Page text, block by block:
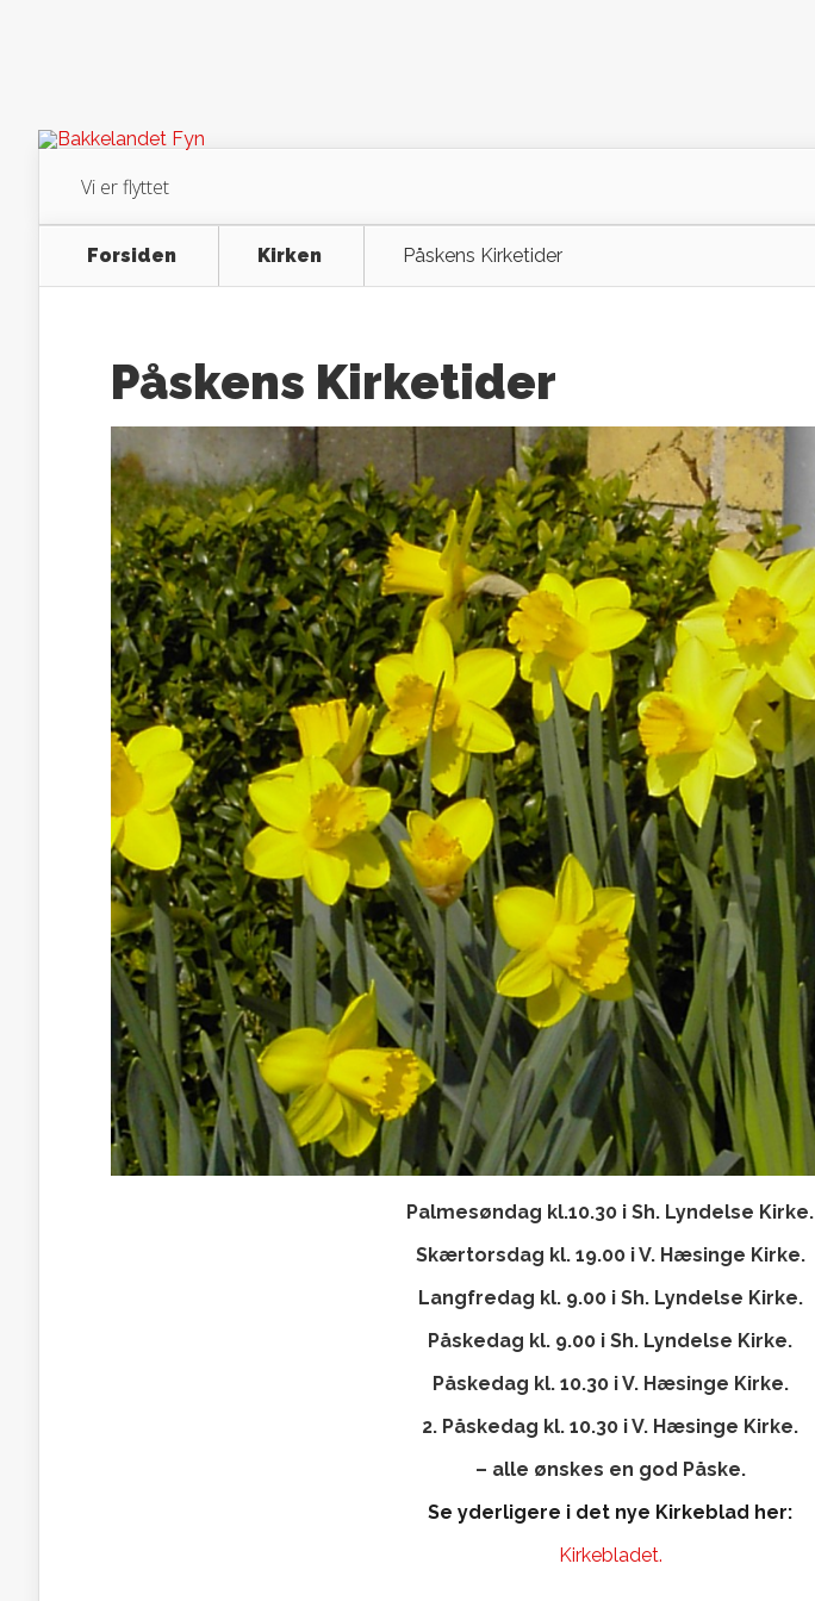
Vi er flyttet
Forsiden Kirken Påskens Kirketider
Påskens Kirketider
Palmesøndag kl.10.30 i Sh. Lyndelse Kirke.
Skærtorsdag kl. 19.00 i V. Hæsinge Kirke.
Langfredag kl. 9.00 i Sh. Lyndelse Kirke.
Påskedag kl. 9.00 i Sh. Lyndelse Kirke.
Påskedag kl. 10.30 i V. Hæsinge Kirke.
2. Påskedag kl. 10.30 i V. Hæsinge Kirke.
– alle ønskes en god Påske.
Se yderligere i det nye Kirkeblad her:
Kirkebladet.